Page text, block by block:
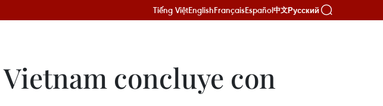
Tiếng ViệtEnglishFrançaisEspañol中文Русский
concluye con